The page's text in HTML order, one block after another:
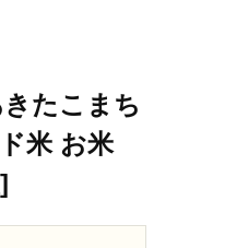
きたこまち
米 お米